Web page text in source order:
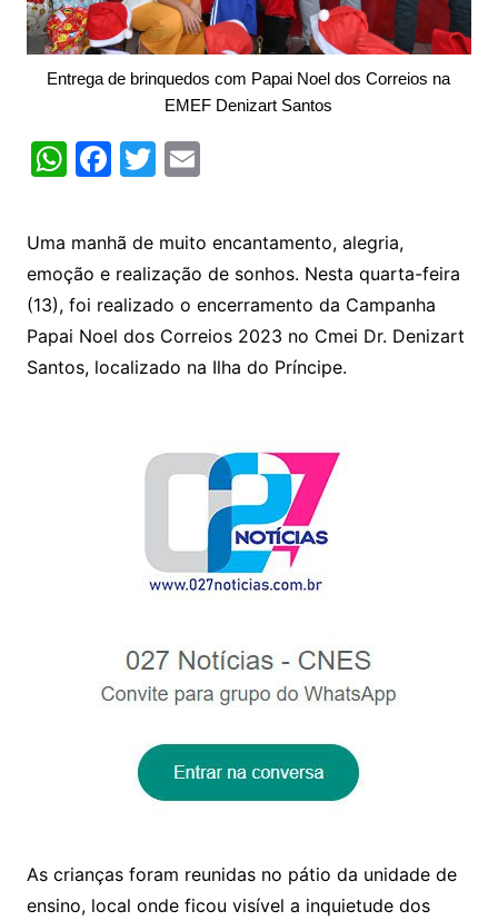
Entrega de brinquedos com Papai Noel dos Correios na
EMEF Denizart Santos
W
at
s
A
p
p
F
c
e
b
o
o
T
itt
er
E
ai
l
Uma manhã de muito encantamento, alegria,
emoção e realização de sonhos. Nesta quarta-feira
(13), foi realizado o encerramento da Campanha
Papai Noel dos Correios 2023 no Cmei Dr. Denizart
Santos, localizado na Ilha do Príncipe.
As crianças foram reunidas no pátio da unidade de
ensino, local onde ficou visível a inquietude dos